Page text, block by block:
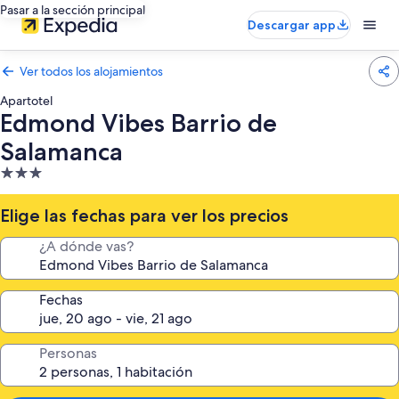
Pasar a la sección principal
Descargar app
Ver todos los alojamientos
Apartotel
Edmond Vibes Barrio de
Salamanca
Alojamiento
de
3.0 estrellas
Elige las fechas para ver los precios
¿A dónde vas?
Fechas
Personas